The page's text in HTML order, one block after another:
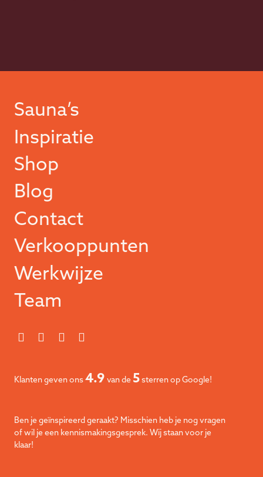
Sauna’s
Inspiratie
Shop
Blog
Contact
Verkooppunten
Werkwijze
Team
Klanten geven ons 4.9 van de 5 sterren op Google!
Ben je geïnspireerd geraakt? Misschien heb je nog vragen
of wil je een kennismakingsgesprek. Wij staan voor je
klaar!